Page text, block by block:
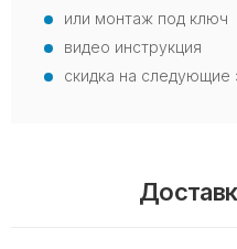
или монтаж под ключ
видео инструкция
скидка на следующие